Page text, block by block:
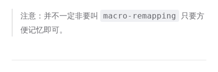
注意：并不一定非要叫 macro-remapping
只要方
便记忆即可。